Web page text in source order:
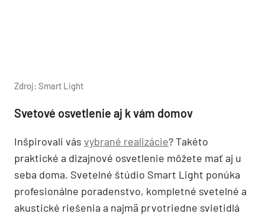
Zdroj: Smart Light
Svetové osvetlenie aj k vám domov
Inšpirovali vás vybrané realizácie? Takéto
praktické a dizajnové osvetlenie môžete mať aj u
seba doma. Svetelné štúdio Smart Light ponúka
profesionálne poradenstvo, kompletné svetelné a
akustické riešenia a najmä prvotriedne svietidlá